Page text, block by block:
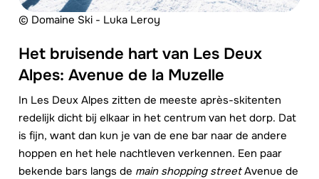
© Domaine Ski - Luka Leroy
Het bruisende hart van Les Deux
Alpes: Avenue de la Muzelle
In Les Deux Alpes zitten de meeste après-skitenten
redelijk dicht bij elkaar in het centrum van het dorp. Dat
is fijn, want dan kun je van de ene bar naar de andere
hoppen en het hele nachtleven verkennen. Een paar
bekende bars langs de main shopping streetAvenue de